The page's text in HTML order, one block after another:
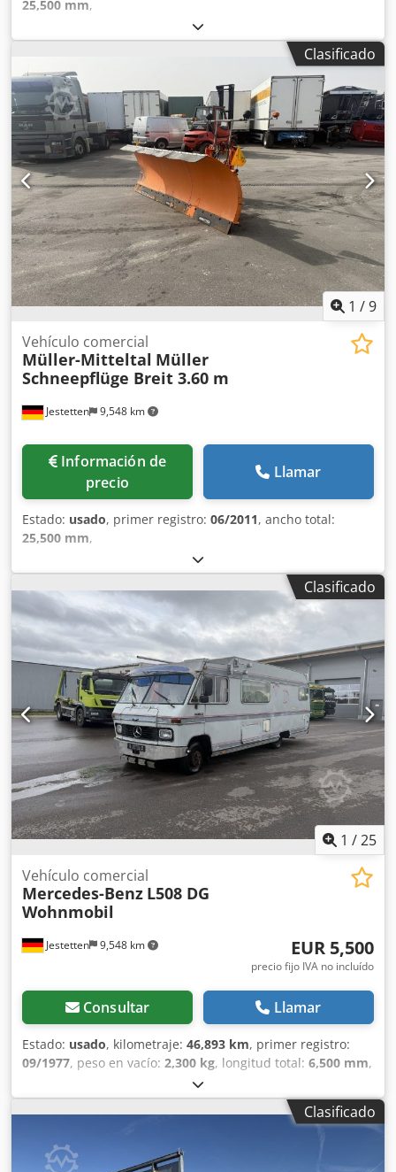
25,500 mm,
Clasificado
1 /9
Jestetten 9,548 km
Vehículo comercial
Müller-Mitteltal Müller
Schneepflüge Breit 3.60 m
Información de
precio
Llamar
Estado: usado, primer registro: 06/2011, ancho total:
25,500 mm,
Clasificado
1 /25
Jestetten 9,548 km
Vehículo comercial
Mercedes-Benz L508 DG
Wohnmobil
EUR 5,500
precio fijo IVA no incluído
Consultar Llamar
Estado: usado, kilometraje: 46,893 km, primer registro:
09/1977, peso en vacío: 2,300 kg, longitud total: 6,500 mm,
, altura total:
configuración de ejes:4x2, tipo de engranaje:mecánico,
tipo de combustible:diésel, próxima inspección (TÜV):
6.50 R 16LT / 15mm
, tamaño del neumático delantero:
Clasificado